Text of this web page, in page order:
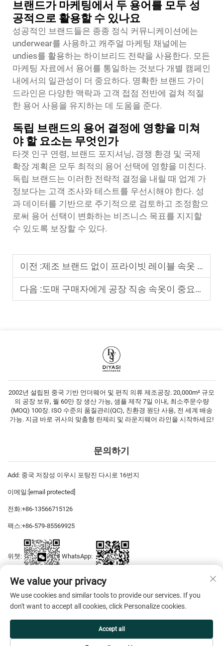
브랜드가 마케팅에서 두 용어를 모두 성
공적으로 활용할 수 있나요
성공적인 브랜드들은 종종 정식 커뮤니케이션에는
underwear를 사용하고 캐주얼 마케팅 채널에는
undies를 활용하는 하이브리드 전략을 사용한다. 모든
마케팅 자료에서 용어를 통일하는 것보다 개별 캠페인
내에서의 일관성이 더 중요하다. 명확한 브랜드 가이
드라인은 다양한 맥락과 고객 접점 전반에 걸쳐 적절
한 용어 사용을 유지하는 데 도움을 준다.
독립 브랜드의 용어 결정에 영향을 미쳐
야 할 요소는 무엇인가
타겟 인구 연령, 브랜드 포지셔닝, 경쟁 환경 및 국제
확장 계획은 모두 최적의 용어 선택에 영향을 미친다.
독립 브랜드는 이러한 전략적 결정을 내릴 때 업계 가
정보다는 고객 조사와 테스트를 우선시해야 한다. 성
과 데이터를 기반으로 주기적으로 검토하고 조정함으
로써 용어 선택이 변화하는 비즈니스 목표를 지지할
수 있도록 보장할 수 있다.
이전 :제조 브랜드 없이 프라이빗 레이블 속옷 브랜드를 처음부터 구축하는 방법?
다음 :도매 구매자에게 공장 직송 속옷이 중요한 이유는 무엇인가?
2002년 설립된 중국 기반 언더웨어 및 편직 의류 제조공장. 20,000m² 규모
의 공장 보유, 월 60만 장 생산 가능, 샘플 제작 7일 이내, 최소주문수량
(MOQ) 100장. ISO 수준의 품질관리(QC), 친환경 원단 사용, 전 세계 배송
가능. 지금 바로 귀사의 맞춤형 란제리 및 라운지웨어 라인을 시작하세요!
문의하기
Add: 중국 저장성 이우시 포탕진 다시로 16번지
이메일: [email protected]
전화:+86-13566715126
팩스:+86-579-85569925
위챗: WhatsApp:
저작권 © 2025 이우 디야스 드레스 유한회사 판권 소유. — 개인정보 보호
We value your privacy
We use cookies and similar tools to provide our services. If you
don't want to accept all cookies, click Personalize cookies.
Accept all